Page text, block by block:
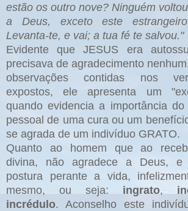
estão os outro nove? Ninguém
a Deus, exceto este
Levanta-te, e vai; a tua fé te salvou."
Evidente que JESUS era
precisava de agradecimento
observações contidas nos
expostos, ele apresenta um
quando evidencia a importância do
pessoal de uma cura ou um
se agrada de um indivíduo GRATO.
Quanto ao homem que ao
divina, não agradece a Deus, e
postura perante a vida,
mesmo, ou seja: ingrato,
incrédulo. Aconselho este